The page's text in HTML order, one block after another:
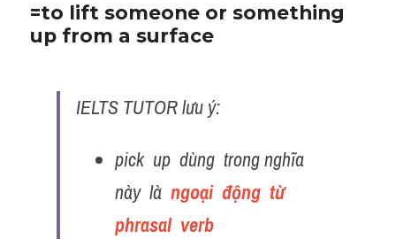
=to lift someone or something
up from a surface
IELTS TUTOR lưu ý:
pick  up  dùng  trong nghĩa
này  là ngoại  động  từ
phrasal  verb